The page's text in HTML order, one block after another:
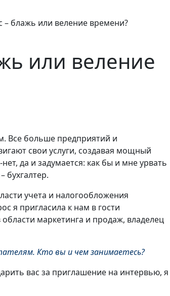
– блажь или веление времени?
или веление
Все больше предприятий и
свои услуги, создавая мощный
да и задумается: как бы и мне урвать
бухгалтер.
учета и налогообложения
я пригласила к нам в гости
маркетинга и продаж, владелец
Кто вы и чем занимаетесь?
вас за приглашение на интервью, я